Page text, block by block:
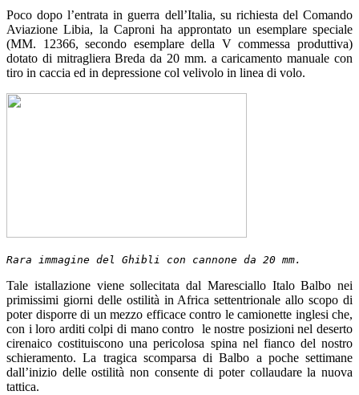
Poco dopo l’entrata in guerra dell’Italia, su richiesta del Comando
Aviazione Libia, la Caproni ha approntato un esemplare speciale
(MM. 12366, secondo esemplare della V commessa produttiva)
dotato di mitragliera Breda da 20 mm. a caricamento manuale con
tiro in caccia ed in depressione col velivolo in linea di volo.
Rara immagine del Ghibli con cannone da 20 mm.
Tale istallazione viene sollecitata dal Maresciallo Italo Balbo nei
primissimi giorni delle ostilità in Africa settentrionale allo scopo di
poter disporre di un mezzo efficace contro le camionette inglesi che,
con i loro arditi colpi di mano contro le nostre posizioni nel deserto
cirenaico costituiscono una pericolosa spina nel fianco del nostro
schieramento. La tragica scomparsa di Balbo a poche settimane
dall’inizio delle ostilità non consente di poter collaudare la nuova
tattica.